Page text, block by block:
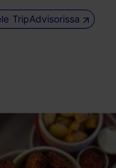
TripAdvisorissa